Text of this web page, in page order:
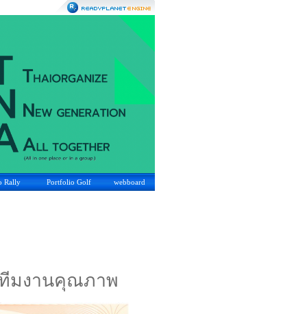
Rally Portfolio Golf webboard
มงานคุณภาพ